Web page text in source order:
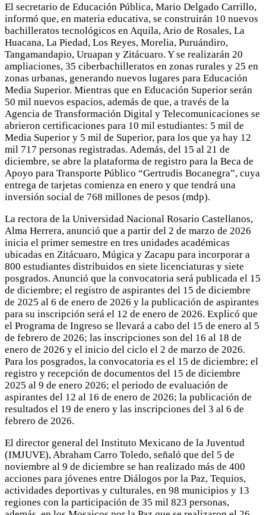
El secretario de Educación Pública, Mario Delgado Carrillo,
informó que, en materia educativa, se construirán 10 nuevos
bachilleratos tecnológicos en Aquila, Ario de Rosales, La
Huacana, La Piedad, Los Reyes, Morelia, Puruándiro,
Tangamandapio, Uruapan y Zitácuaro. Y se realizarán 20
ampliaciones, 35 ciberbachilleratos en zonas rurales y 25 en
zonas urbanas, generando nuevos lugares para Educación
Media Superior. Mientras que en Educación Superior serán
50 mil nuevos espacios, además de que, a través de la
Agencia de Transformación Digital y Telecomunicaciones se
abrieron certificaciones para 10 mil estudiantes: 5 mil de
Media Superior y 5 mil de Superior, para los que ya hay 12
mil 717 personas registradas. Además, del 15 al 21 de
diciembre, se abre la plataforma de registro para la Beca de
Apoyo para Transporte Público “Gertrudis Bocanegra”, cuya
entrega de tarjetas comienza en enero y que tendrá una
inversión social de 768 millones de pesos (mdp).
La rectora de la Universidad Nacional Rosario Castellanos,
Alma Herrera, anunció que a partir del 2 de marzo de 2026
inicia el primer semestre en tres unidades académicas
ubicadas en Zitácuaro, Múgica y Zacapu para incorporar a
800 estudiantes distribuidos en siete licenciaturas y siete
posgrados. Anunció que la convocatoria será publicada el 15
de diciembre; el registro de aspirantes del 15 de diciembre
de 2025 al 6 de enero de 2026 y la publicación de aspirantes
para su inscripción será el 12 de enero de 2026. Explicó que
el Programa de Ingreso se llevará a cabo del 15 de enero al 5
de febrero de 2026; las inscripciones son del 16 al 18 de
enero de 2026 y el inicio del ciclo el 2 de marzo de 2026.
Para los posgrados, la convocatoria es el 15 de diciembre; el
registro y recepción de documentos del 15 de diciembre
2025 al 9 de enero 2026; el periodo de evaluación de
aspirantes del 12 al 16 de enero de 2026; la publicación de
resultados el 19 de enero y las inscripciones del 3 al 6 de
febrero de 2026.
El director general del Instituto Mexicano de la Juventud
(IMJUVE), Abraham Carro Toledo, señaló que del 5 de
noviembre al 9 de diciembre se han realizado más de 400
acciones para jóvenes entre Diálogos por la Paz, Tequios,
actividades deportivas y culturales, en 98 municipios y 13
regiones con la participación de 35 mil 823 personas,